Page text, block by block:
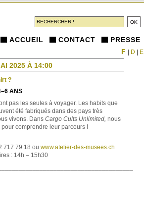
ACCUEIL CONTACT PRESSE
2025 À 14:00
?
ANS
pas les seules à voyager. Les habits que
été fabriqués dans des pays très
vivons. Dans Cargo Cults Unlimited, nous
pour comprendre leur parcours !
717 79 18 ou www.atelier-des-musees.ch
: 14h – 15h30
F D E